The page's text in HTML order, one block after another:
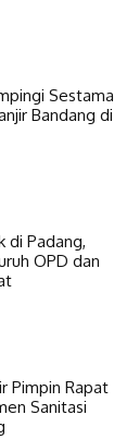
Sestama
Bandang di
di Padang,
OPD dan
Pimpin Rapat
Sanitasi